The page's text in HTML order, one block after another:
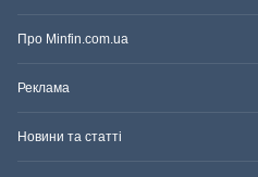
Про Minfin.com.ua
Реклама
Новини та статті